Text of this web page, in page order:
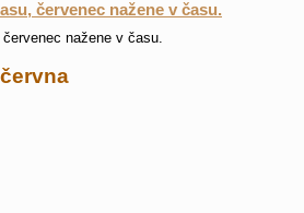
červenec nažene v času.
nažene v času.